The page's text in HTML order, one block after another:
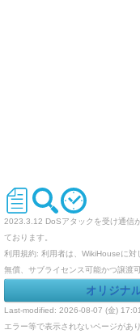
2023.3.12 DoSアタックを受け通信
ております。
利用規約: 利用者は、WikiHouseに対
無償、サブライセンス可能かつ譲渡
オリジナ
Last-modified: 2026-08-07 (金)
エラー等で表示されないページがあ